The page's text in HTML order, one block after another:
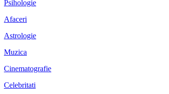
Psihologie
Afaceri
Astrologie
Muzica
Cinematografie
Celebritati